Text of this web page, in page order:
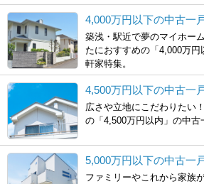
4,000万円以下の中古一
築浅・駅近で夢のマイホー
たにおすすめの「4,000万
軒家特集。
4,500万円以下の中古一
広さや立地にこだわりたい
の「4,500万円以内」の中古
5,000万円以下の中古一
ファミリーやこれから家族